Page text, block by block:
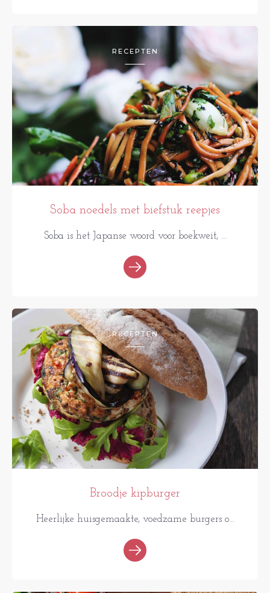
RECEPTEN
Soba noedels met biefstuk reepjes
Soba is het Japanse woord voor boekweit, ...
RECEPTEN
Broodje kipburger
Heerlijke huisgemaakte, voedzame burgers o...